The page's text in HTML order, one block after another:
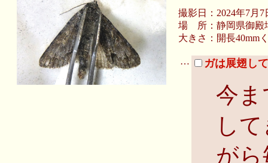
撮影日：2024年7月7
場 所：静岡県御殿
大きさ：開長40mm
… ガは展翅し
今
し
が